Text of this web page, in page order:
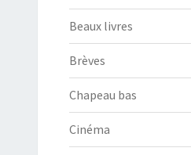
Beaux livres
Brèves
Chapeau bas
Cinéma